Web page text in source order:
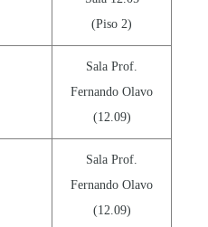
(Piso 2)
Sala Prof.
Fernando Olavo
(12.09)
Sala Prof.
Fernando Olavo
(12.09)